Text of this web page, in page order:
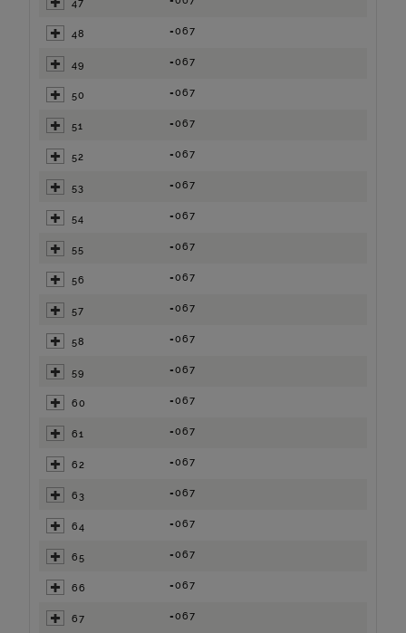
47
48 =067
49 =067
50 =067
51 =067
52 =067
53 =067
54 =067
55 =067
56 =067
57 =067
58 =067
59 =067
60 =067
61 =067
62 =067
63 =067
64 =067
65 =067
66 =067
67 =067